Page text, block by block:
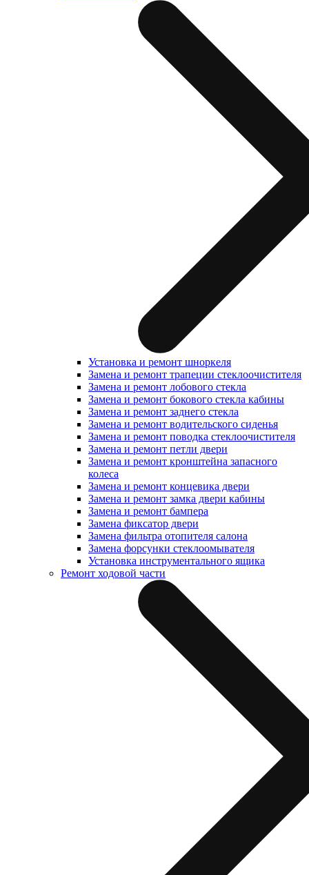
Установка и ремонт шноркеля
Замена и ремонт трапеции стеклоочистителя
Замена и ремонт лобового стекла
Замена и ремонт бокового стекла кабины
Замена и ремонт заднего стекла
Замена и ремонт водительского сиденья
Замена и ремонт поводка стеклоочистителя
Замена и ремонт петли двери
Замена и ремонт кронштейна запасного
колеса
Замена и ремонт концевика двери
Замена и ремонт замка двери кабины
Замена и ремонт бампера
Замена фиксатор двери
Замена фильтра отопителя салона
Замена форсунки стеклоомывателя
Установка инструментального ящика
Ремонт ходовой части